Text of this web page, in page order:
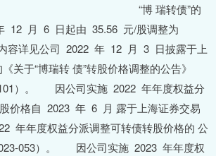
转债”的
12 月 6 日起由 35.56 元/股调整为
容详见公司 2022 年 12 月 3 日披露于上
关于“博瑞转 债”转股价格调整的公告》
101）。 因公司实施 2022 年年度权益分
股价格自 2023 年 6 月 露于上海证券交易
年年度权益分派调整可转债转股价格的 公
053）。 因公司实施 2023 年年度权